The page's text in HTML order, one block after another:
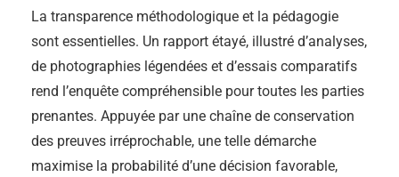
La transparence méthodologique et la pédagogie
sont essentielles. Un rapport étayé, illustré d’analyses,
de photographies légendées et d’essais comparatifs
rend l’enquête compréhensible pour toutes les parties
prenantes. Appuyée par une chaîne de conservation
des preuves irréprochable, une telle démarche
maximise la probabilité d’une décision favorable,